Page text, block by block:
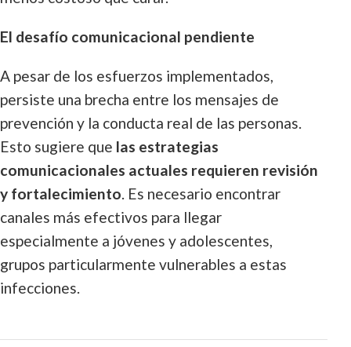
El desafío comunicacional pendiente
A pesar de los esfuerzos implementados,
persiste una brecha entre los mensajes de
prevención y la conducta real de las personas.
Esto sugiere que las estrategias
comunicacionales actuales requieren revisión
y fortalecimiento. Es necesario encontrar
canales más efectivos para llegar
especialmente a jóvenes y adolescentes,
grupos particularmente vulnerables a estas
infecciones.